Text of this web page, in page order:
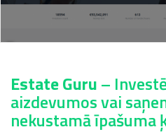
Estate Guru–
aizdevumos vai
nekustamā īpašuma